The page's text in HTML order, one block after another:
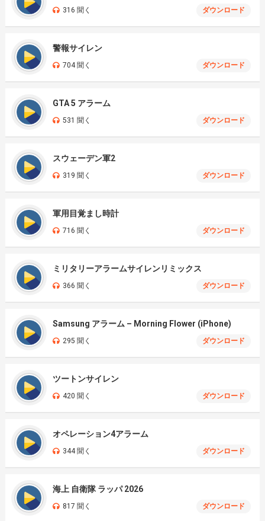
316 聞く ダウンロード
警報サイレン
704 聞く ダウンロード
GTA 5 アラーム
531 聞く ダウンロード
スウェーデン軍2
319 聞く ダウンロード
軍用目覚まし時計
716 聞く ダウンロード
ミリタリーアラームサイレンリミックス
366 聞く ダウンロード
Samsung アラーム – Morning Flower (iPhone)
295 聞く ダウンロード
ツートンサイレン
420 聞く ダウンロード
オペレーション4アラーム
344 聞く ダウンロード
海上 自衛隊 ラッパ 2026
817 聞く ダウンロード